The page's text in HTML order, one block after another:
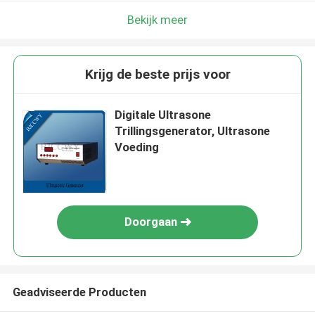
Bekijk meer
Krijg de beste prijs voor
Digitale Ultrasone
Trillingsgenerator, Ultrasone
Voeding
Doorgaan
Geadviseerde Producten